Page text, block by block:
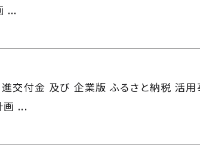
...
交付金 及び 企業版 ふるさと納税 活
画 ...